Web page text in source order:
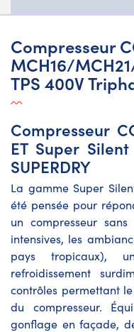
Compresseur
MCH16/
TPS 400V
Compresseur
ET Super Silent
SUPERDRY
La gamme Super
été pensée pour
un compresseur
intensives, les
pays tropicaux),
refroidissement
contrôles permettant
du compresseur.
gonflage en façade,